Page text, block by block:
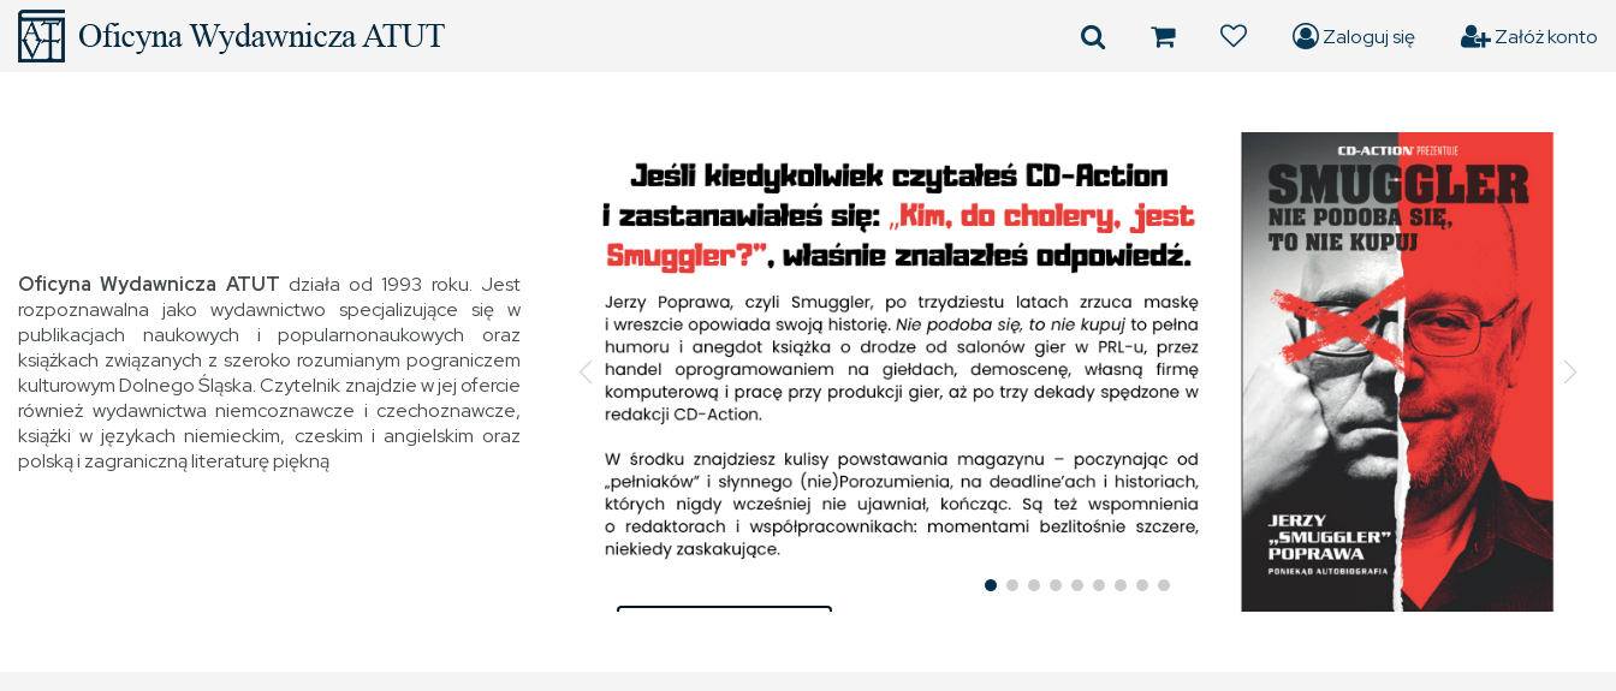
Zaloguj się Załóż konto
Oficyna Wydawnicza ATUT działa od 1993 roku. Jest
rozpoznawalna jako wydawnictwo specjalizujące się w
publikacjach naukowych i popularnonaukowych oraz
książkach związanych z szeroko rozumianym pograniczem
kulturowym Dolnego Śląska. Czytelnik znajdzie w jej ofercie
również wydawnictwa niemcoznawcze i czechoznawcze,
książki w językach niemieckim, czeskim i angielskim oraz
polską i zagraniczną literaturę piękną